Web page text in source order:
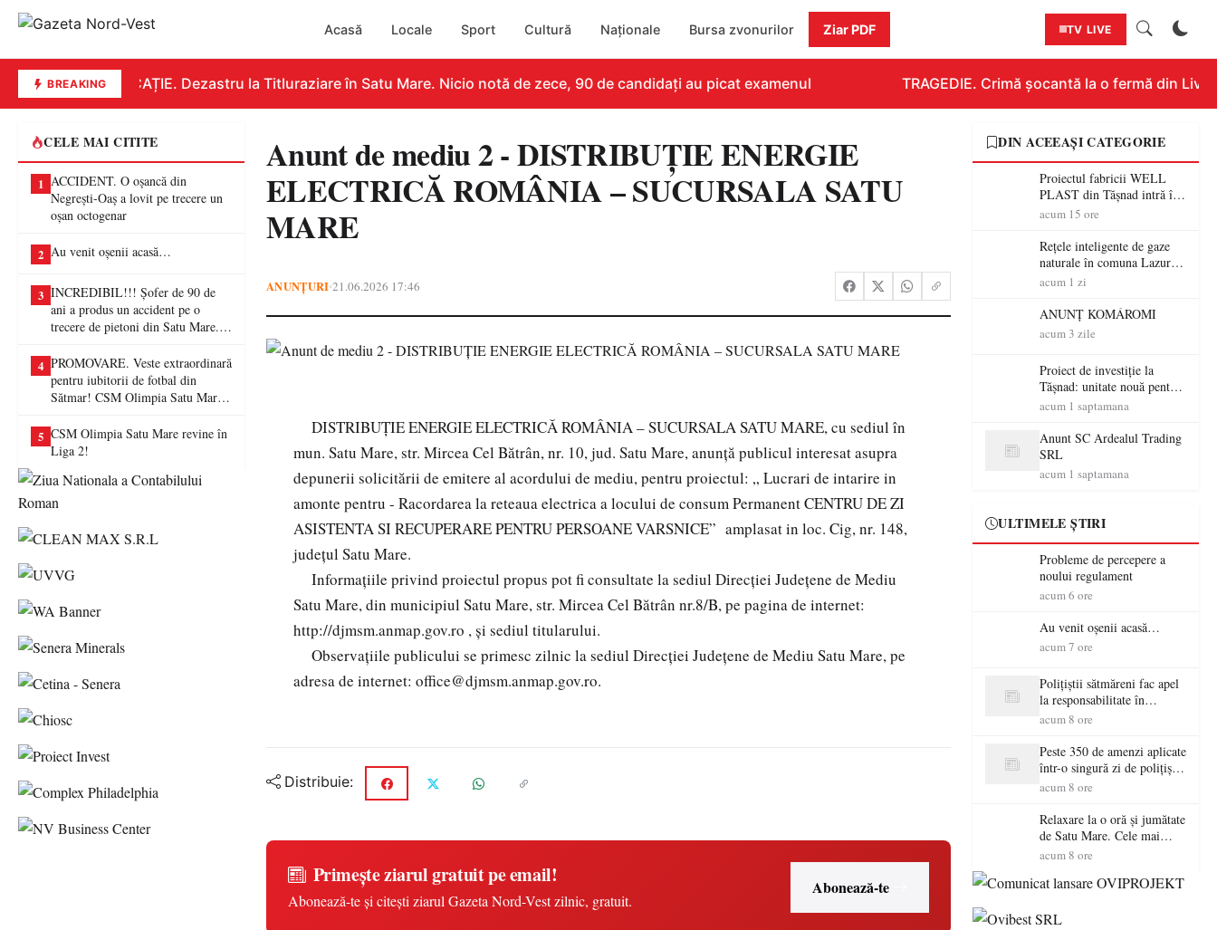
Acasă Locale Sport Cultură Naționale Bursa zvonurilor Ziar PDF TV LIVE
BREAKINGEDUCAȚIE. Dezastru la Titluraziare în Satu Mare. Nicio notă de zece, 90 de candidați au picat examenul TRAGEDIE. Crimă șocantă la o fermă din
CELE MAI CITITE
1 ACCIDENT. O oșancă din
Negrești-Oaș a lovit pe trecere un
oșan octogenar
2 Au venit oșenii acasă…
3 INCREDIBIL!!! Șofer de 90 de
ani a produs un accident pe o
trecere de pietoni din Satu Mare. O
4 PROMOVARE. Veste extraordinară
pentru iubitorii de fotbal din
Sătmar! CSM Olimpia Satu Mare
5 CSM Olimpia Satu Mare revine în
Liga 2!
Anunt de mediu 2 - DISTRIBUȚIE ENERGIE
ELECTRICĂ ROMÂNIA – SUCURSALA SATU
MARE
ANUNȚURI•21.06.2026 17:46
DISTRIBUȚIE ENERGIE ELECTRICĂ ROMÂNIA – SUCURSALA SATU MARE, cu sediul în
mun. Satu Mare, str. Mircea Cel Bătrân, nr. 10, jud. Satu Mare, anunță publicul interesat asupra
depunerii solicitării de emitere al acordului de mediu, pentru proiectul: „ Lucrari de intarire in
amonte pentru - Racordarea la reteaua electrica a locului de consum Permanent CENTRU DE ZI
ASISTENTA SI RECUPERARE PENTRU PERSOANE VARSNICE” amplasat in loc. Cig, nr. 148,
județul Satu Mare.
Informațiile privind proiectul propus pot fi consultate la sediul Direcției Județene de Mediu
Satu Mare, din municipiul Satu Mare, str. Mircea Cel Bătrân nr.8/B, pe pagina de internet:
http://djmsm.anmap.gov.ro , și sediul titularului.
Observațiile publicului se primesc zilnic la sediul Direcției Județene de Mediu Satu Mare, pe
adresa de internet: office@djmsm.anmap.gov.ro.
Distribuie:
Primește ziarul gratuit pe email!
Abonează-te și citești ziarul Gazeta Nord-Vest zilnic, gratuit.
Abonează-te
DIN ACEEAȘI CATEGORIE
Proiectul fabricii WELL
PLAST din Tășnad intră în
etapa de încadrare pentru
acum 15 ore
Rețele inteligente de gaze
naturale în comuna Lazuri și
localitățile aparținătoare.
consultare publică
acum 1 zi
ANUNȚ KOMÁROMI
acum 3 zile
Proiect de investiție la
Tășnad: unitate nouă pentru
fabricarea produselor din
acum 1 saptamana
Anunt SC Ardealul Trading
SRL
acum 1 saptamana
ULTIMELE ȘTIRI
Probleme de percepere a
noului regulament
acum 6 ore
Au venit oșenii acasă…
acum 7 ore
Polițiștii sătmăreni fac apel
la responsabilitate în
trafic…
acum 8 ore
Peste 350 de amenzi aplicate
într-o singură zi de polițiștii
sătmăreni
acum 8 ore
Relaxare la o oră și jumătate
de Satu Mare. Cele mai
spectaculoase piscine
Maramureș, ideale pentru o
acum 8 ore